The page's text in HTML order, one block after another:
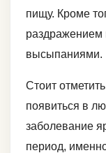
пищу. Кроме
раздражением
высыпаниями.
Стоит
появиться в
заболевание
период,